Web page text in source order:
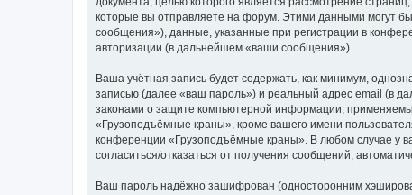
которые вы отправляете на форум. Этими данными могут
сообщения»), данные, указанные при регистрации в
авторизации (в дальнейшем «ваши сообщения»).
Ваша учётная запись будет содержать, как минимум,
записью (далее «ваш пароль») и реальный адрес email (в
законами о защите компьютерной информации,
«Грузоподъёмные краны», кроме вашего имени
конференции «Грузоподъёмные краны». В любом случае у
согласиться/отказаться от получения сообщений,
Ваш пароль надёжно зашифрован (односторонним